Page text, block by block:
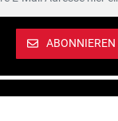
ABONNIEREN